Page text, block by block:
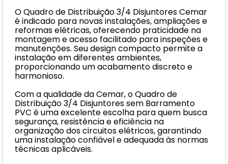
O Quadro de Distribuição 3/4 Disjuntores Cemar
é indicado para novas instalações, ampliações e
reformas elétricas, oferecendo praticidade na
montagem e acesso facilitado para inspeções e
manutenções. Seu design compacto permite a
instalação em diferentes ambientes,
proporcionando um acabamento discreto e
harmonioso.
Com a qualidade da Cemar, o Quadro de
Distribuição 3/4 Disjuntores sem Barramento
PVC é uma excelente escolha para quem busca
segurança, resistência e eficiência na
organização dos circuitos elétricos, garantindo
uma instalação confiável e adequada às normas
técnicas aplicáveis.